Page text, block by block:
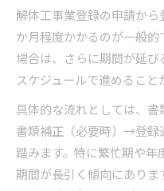
解体工事業登録の申請から
か月程度かかるのが一般
場合は、さらに期間が延
スケジュールで進めること
具体的な流れとしては、
書類補正（必要時）→登録
踏みます。特に繁忙期や
期間が長引く傾向にあり